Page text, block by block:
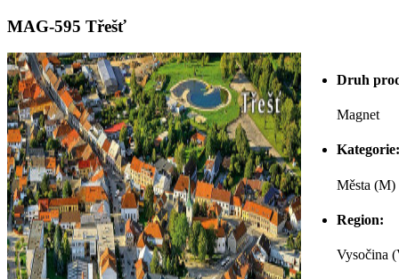
MAG-595 Třešť
Druh
Magnet
Kategorie:
Města (M)
Region:
Vysočina